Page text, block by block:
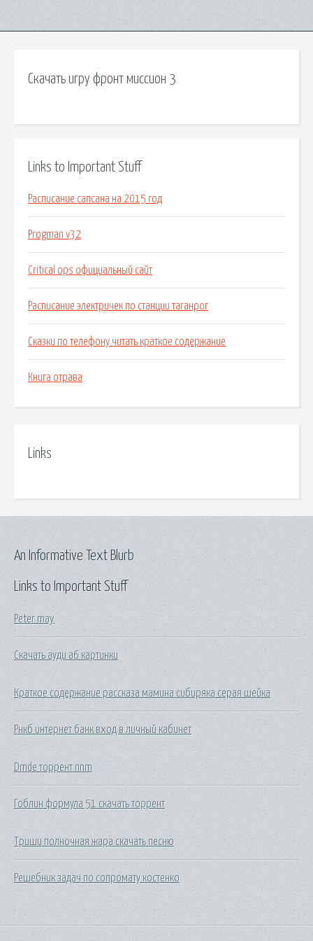
Скачать игру фронт миссион 3
Links to Important Stuff
Расписание сапсана на 2015 год
Progman v32
Critical ops официальный сайт
Расписание электричек по станции таганрог
Сказки по телефону читать краткое содержание
Книга отрава
Links
Links to Important Stuff
Peter may
Скачать ауди а6 картинки
Краткое содержание рассказа мамина сибиряка серая шейка
Рнкб интернет банк вход в личный кабинет
Dmde торрент nnm
Гоблин формула 51 скачать торрент
Триши полночная жара скачать песню
Решебник задач по сопромату костенко
An Informative Text Blurb